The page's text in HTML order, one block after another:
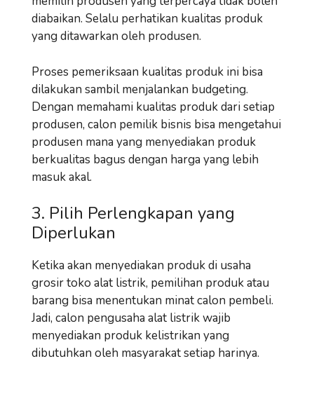
diabaikan. Selalu perhatikan kualitas produk
yang ditawarkan oleh produsen.
Proses pemeriksaan kualitas produk ini bisa
dilakukan sambil menjalankan budgeting.
Dengan memahami kualitas produk dari setiap
produsen, calon pemilik bisnis bisa mengetahui
produsen mana yang menyediakan produk
berkualitas bagus dengan harga yang lebih
masuk akal.
3. Pilih Perlengkapan yang
Diperlukan
Ketika akan menyediakan produk di usaha
grosir toko alat listrik, pemilihan produk atau
barang bisa menentukan minat calon pembeli.
Jadi, calon pengusaha alat listrik wajib
menyediakan produk kelistrikan yang
dibutuhkan oleh masyarakat setiap harinya.